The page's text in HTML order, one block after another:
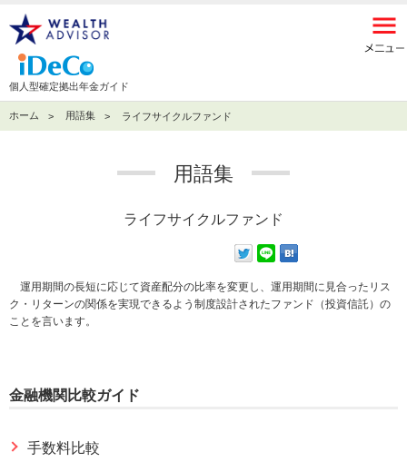
個人型確定拠出年金ガイド
ホーム 用語集 ライフサイクルファンド
用語集
ライフサイクルファンド
運用期間の長短に応じて資産配分の比率を変更し、運用期間に見合ったリス
ク・リターンの関係を実現できるよう制度設計されたファンド（投資信託）の
ことを言います。
金融機関比較ガイド
手数料比較